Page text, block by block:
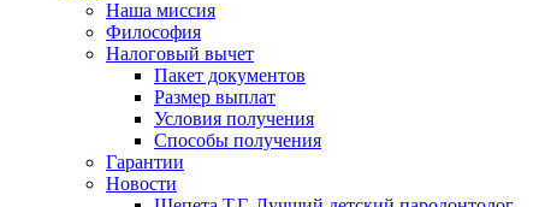
Наша миссия
Философия
Налоговый вычет
Пакет документов
Размер выплат
Условия получения
Способы получения
Гарантии
Новости